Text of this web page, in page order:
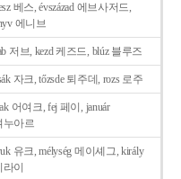
베스, évszázad 에브사저드,
에니브
저브, kezd 케즈드, blúz 블루즈
자크, tőzsde 퇴주데, rozs 로주
어여크, fej 페이, január
누아르
유크, mélység 메이셰그, király
라이